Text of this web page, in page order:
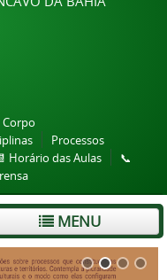
Corpo
Processos
Horário das Aulas
📞
MENU